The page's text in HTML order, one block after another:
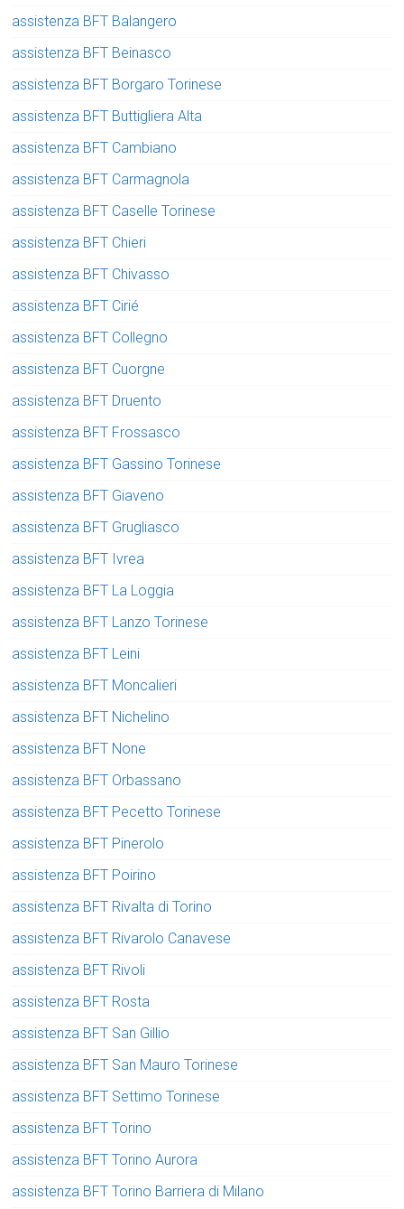
assistenza BFT Balangero
assistenza BFT Beinasco
assistenza BFT Borgaro Torinese
assistenza BFT Buttigliera Alta
assistenza BFT Cambiano
assistenza BFT Carmagnola
assistenza BFT Caselle Torinese
assistenza BFT Chieri
assistenza BFT Chivasso
assistenza BFT Cirié
assistenza BFT Collegno
assistenza BFT Cuorgne
assistenza BFT Druento
assistenza BFT Frossasco
assistenza BFT Gassino Torinese
assistenza BFT Giaveno
assistenza BFT Grugliasco
assistenza BFT Ivrea
assistenza BFT La Loggia
assistenza BFT Lanzo Torinese
assistenza BFT Leini
assistenza BFT Moncalieri
assistenza BFT Nichelino
assistenza BFT None
assistenza BFT Orbassano
assistenza BFT Pecetto Torinese
assistenza BFT Pinerolo
assistenza BFT Poirino
assistenza BFT Rivalta di Torino
assistenza BFT Rivarolo Canavese
assistenza BFT Rivoli
assistenza BFT Rosta
assistenza BFT San Gillio
assistenza BFT San Mauro Torinese
assistenza BFT Settimo Torinese
assistenza BFT Torino
assistenza BFT Torino Aurora
assistenza BFT Torino Barriera di Milano